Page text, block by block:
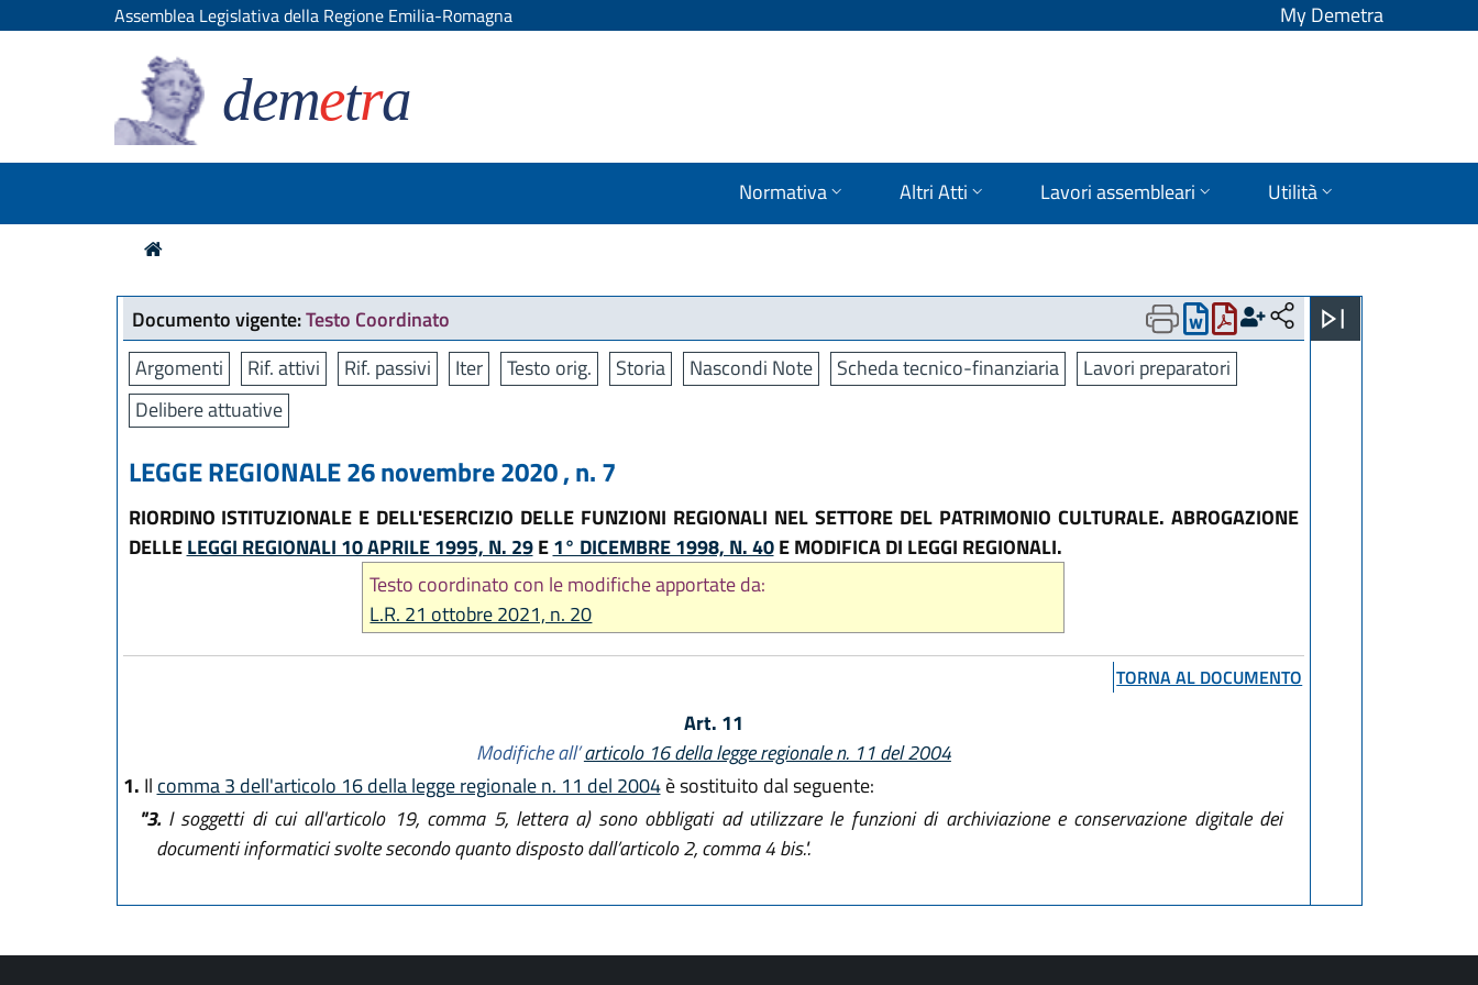
Assemblea Legislativa della Regione Emilia-Romagna My Demetra
demetra
Normativa Altri Atti Lavori assembleari Utilità
Documento vigente:Testo Coordinato
Argomenti
Rif. attivi Rif. passivi Iter Testo orig. Storia Nascondi Note Scheda tecnico-finanziaria
Lavori preparatori
Delibere attuative
LEGGE REGIONALE 26 novembre 2020 , n. 7
RIORDINO ISTITUZIONALE E DELL'ESERCIZIO DELLE FUNZIONI REGIONALI NEL SETTORE DEL PATRIMONIO CULTURALE. ABROGAZIONE
DELLELEGGI REGIONALI 10 APRILE 1995, N. 29E1° DICEMBRE 1998, N. 40E MODIFICA DI LEGGI REGIONALI.
Testo coordinato con le modifiche apportate da:
L.R. 21 ottobre 2021, n. 20
TORNA AL DOCUMENTO
Art. 11
Modifiche all’articolo 16 della legge regionale n. 11 del 2004
1. Il comma 3 dell'articolo 16 della legge regionale n. 11 del 2004è sostituito dal seguente:
"3.I soggetti di cui all'articolo 19, comma 5, lettera a) sono obbligati ad utilizzare le funzioni di archiviazione e conservazione digitale dei
documenti informatici svolte secondo quanto disposto dall’articolo 2, comma 4 bis.".